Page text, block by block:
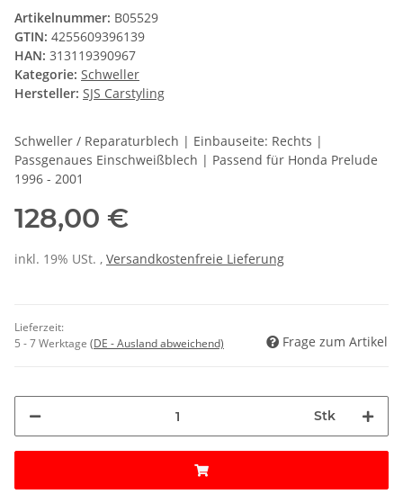
Artikelnummer: B05529
GTIN: 4255609396139
HAN: 313119390967
Kategorie: Schweller
Hersteller: SJS Carstyling
Schweller / Reparaturblech | Einbauseite: Rechts |
Passgenaues Einschweißblech | Passend für Honda Prelude
1996 - 2001
128,00 €
inkl. 19% USt. , Versandkostenfreie Lieferung
Lieferzeit:
5 - 7 Werktage (DE - Ausland abweichend) Frage zum Artikel
Stk